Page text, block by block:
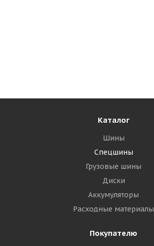
47 520₽
Подробнее
Каталог
Шины
Спецшины
Грузовые шины
Диски
Аккумуляторы
Расходные материалы
Покупателю